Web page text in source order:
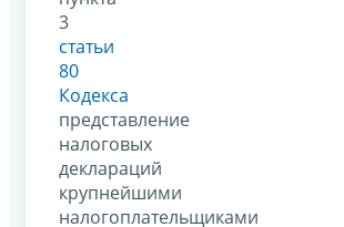
3
статьи
80
Кодекса
представление
налоговых
деклараций
крупнейшими
налогоплательщиками